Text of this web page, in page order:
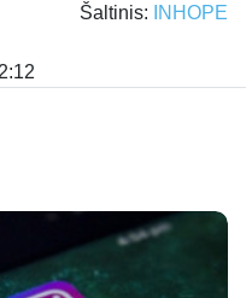
Šaltinis: INHOPE